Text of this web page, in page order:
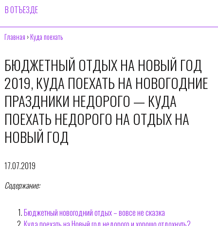
В ОТЪЕЗДЕ
Главная ›Куда поехать
БЮДЖЕТНЫЙ ОТДЫХ НА НОВЫЙ ГОД
2019, КУДА ПОЕХАТЬ НА НОВОГОДНИЕ
ПРАЗДНИКИ НЕДОРОГО — КУДА
ПОЕХАТЬ НЕДОРОГО НА ОТДЫХ НА
НОВЫЙ ГОД
17.07.2019
Содержание:
Бюджетный новогодний отдых – вовсе не сказка